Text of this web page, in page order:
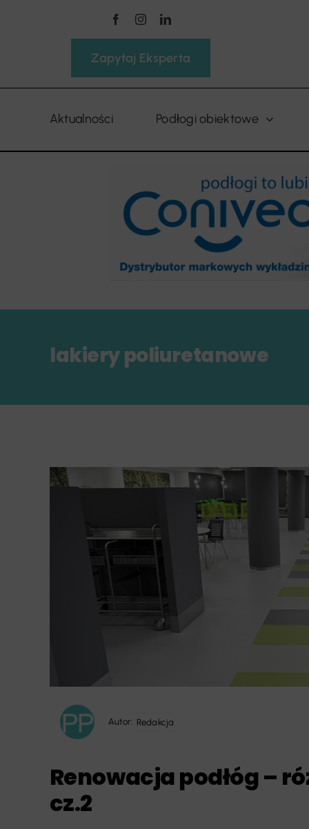
Zapytaj Eksperta
Aktualności Podłogi obiektowe
lakiery poliuretanowe
Autor: Redakcja
Renowacja podłóg –
cz.2